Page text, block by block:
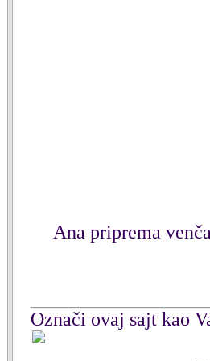
Ana priprema
Označi ovaj sajt kao